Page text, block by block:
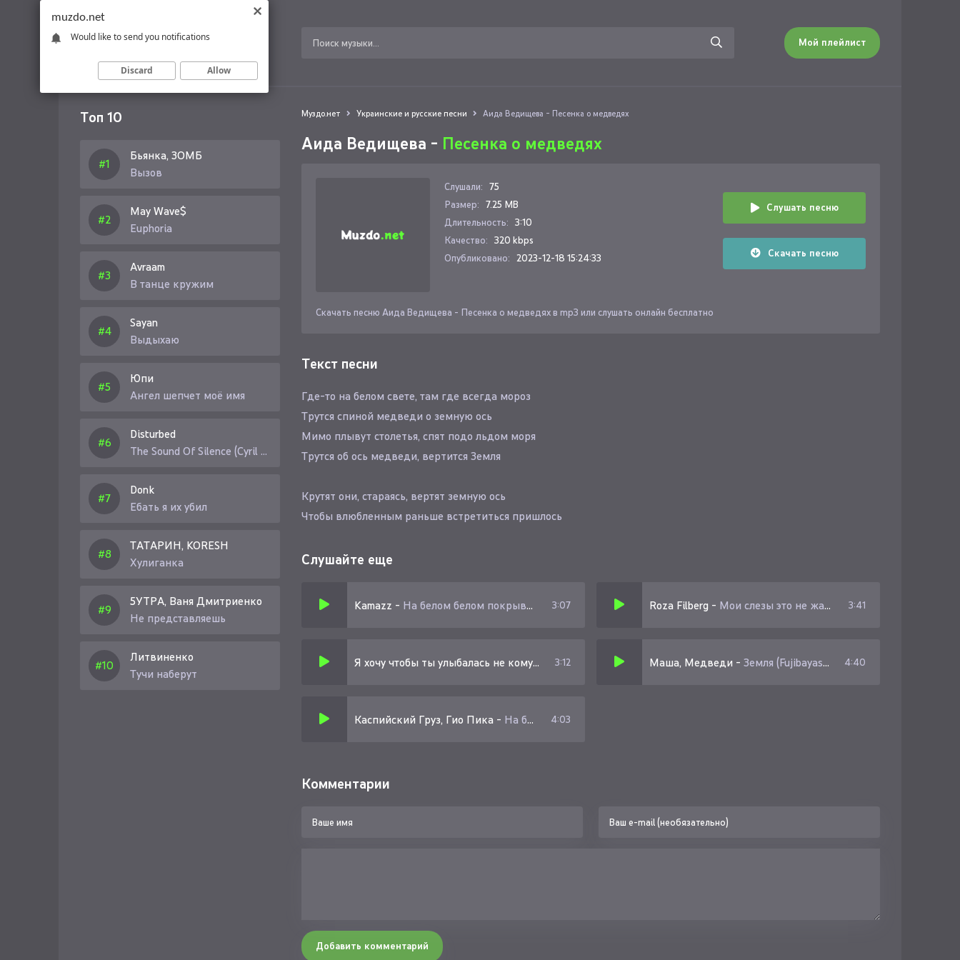
Мой плейлист
Топ 10
Бьянка, ЗОМБ
Вызов
May Wave$
Euphoria
Avraam
В танце кружим
Sayan
Выдыхаю
Юпи
Ангел шепчет моё имя
Disturbed
The Sound Of Silence (Cyril Riley Remix)
Donk
Ебать я их убил
ТАТАРИН, KORESH
Хулиганка
5УТРА, Ваня Дмитриенко
Не представляешь
Литвиненко
Тучи наберут
Муздо.нет Украинские и русские песни Аида Ведищева - Песенка о медведях
Аида Ведищева - Песенка о медведях
Слушали: 75
Размер: 7.25 MB
Длительность: 3:10
Качество: 320 kbps
Опубликовано: 2023-12-18 15:24:33
Слушать песню
Скачать песню
Скачать песню Аида Ведищева - Песенка о медведях в mp3 или слушать онлайн бесплатно
Текст песни
Где-то на белом свете, там где всегда мороз
Трутся спиной медведи о земную ось
Мимо плывут столетья, спят подо льдом моря
Трутся об ось медведи, вертится Земля
Крутят они, стараясь, вертят земную ось
Чтобы влюбленным раньше встретиться пришлось
Кто-то сказал кому-то главные слова
Слушайте еще
Kamazz - На белом белом покрывале января 3:07 Roza Filberg - Мои слезы это не жалость дай мне воздух чтобы дышалось 3:41
Я хочу чтобы ты улыбалась не кому то а только лишь мне -Бакр
3:12 Маша, Медведи -Земля (Fujibayashi Remix) 4:40
Каспийский Груз, Гио Пика - На белом белом покрывале января 4:03
Комментарии
Добавить комментарий
muzdo.net
Would like to send you notifications
Discard Allow